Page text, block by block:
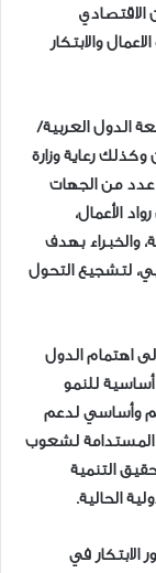
الاقتصادي
والابتكار
الدول العربية/
رعاية وزارة
عدد من الجهات
الأعمال،
والخبراء بهدف
لتشجيع التحول
اهتمام الدول
أساسية للنمو
مهم وأساسي لدعم
المستدامة لشعوب
التنمية
الحالية.
في